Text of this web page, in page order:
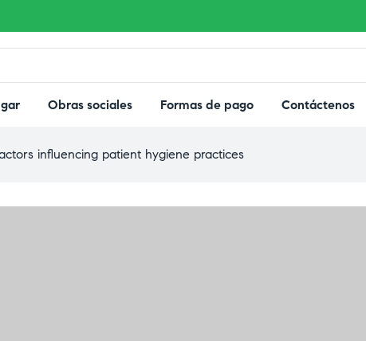
Obras sociales Formas de pago Contáctenos
influencing patient hygiene practices